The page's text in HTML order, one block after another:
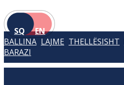
SQ EN
BALLINA LAJME THELLËSISHT
BARAZI